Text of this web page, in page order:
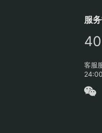
服
客服
24:00